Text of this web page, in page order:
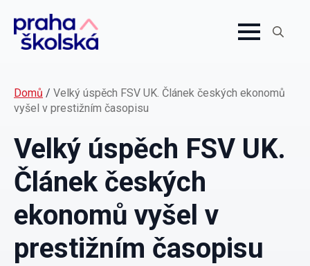
Domů / Velký úspěch FSV UK. Článek českých ekonomů
vyšel v prestižním časopisu
Velký úspěch FSV UK.
Článek českých
ekonomů vyšel v
prestižním časopisu